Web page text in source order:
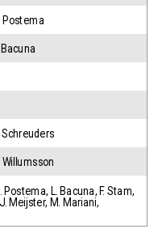
Postema
Bacuna
Willumsson
Postema, L. Bacuna, F. Stam,
J. Meijster, M. Mariani,